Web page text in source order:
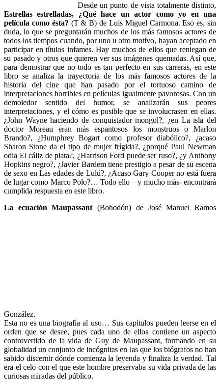
Desde un punto de vista totalmente distinto,
Estrellas estrelladas, ¿Qué hace un actor como yo en una
película como ésta? (T & B) de Luis Miguel Carmona. Eso es, sin
duda, lo que se preguntarán muchos de los más famosos actores de
todos los tiempos cuando, por uno u otro motivo, hayan aceptado en
participar en títulos infames. Hay muchos de ellos que reniegan de
su pasado y otros que quieren ver sus imágenes quemadas. Así que,
para demostrar que no todo es tan perfecto en sus carreras, en este
libro se analiza la trayectoria de los más famosos actores de la
historia del cine que han pasado por el tortuoso camino de
interpretaciones horribles en películas igualmente pavorosas. Con un
demoledor sentido del humor, se analizarán sus peores
interpretaciones, y el cómo es posible que se involucrasen en ellas.
¿John Wayne haciendo de conquistador mongol?, ¿en La isla del
doctor Moreau eran más espantosos los monstruos o Marlon
Brando?, ¿Humphrey Bogart como profesor diabólico?, ¿acaso
Sharon Stone da el tipo de mujer frígida?, ¿porqué Paul Newman
odia El cáliz de plata?, ¿Harrison Ford puede ser ruso?, ¿y Anthony
Hopkins negro?, ¿Javier Bardem tiene prestigio a pesar de su escena
de sexo en Las edades de Lulú?, ¿Acaso Gary Cooper no está fuera
de lugar como Marco Polo?… Todo ello – y mucho más- encontrará
cumplida respuesta en este libro.
La ecuación Maupassant (Bohodón) de José Manuel Ramos
González.
Esta no es una biografía al uso… Sus capítulos pueden leerse en el
orden que se desee, pues cada uno de ellos contiene un aspecto
controvertido de la vida de Guy de Maupassant, formando en su
globalidad un conjunto de incógnitas en las que los biógrafos no han
sabido discernir dónde comienza la leyenda y finaliza la verdad. Tal
era el celo con el que este hombre preservaba su vida privada de las
curiosas miradas del público.